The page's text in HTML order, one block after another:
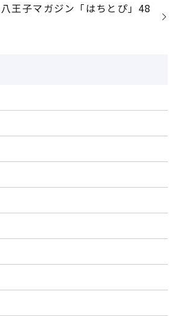
王子マガジン「はちとぴ」48